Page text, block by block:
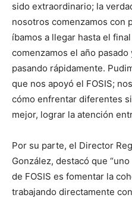
sido extraordinario; la
nosotros comenzamos con
íbamos a llegar hasta el
comenzamos el año
pasando rápidamente.
que nos apoyó el FOSIS;
cómo enfrentar diferentes
mejor, lograr la atención
Por su parte, el Director
González, destacó que
de FOSIS es fomentar la
trabajando directamente